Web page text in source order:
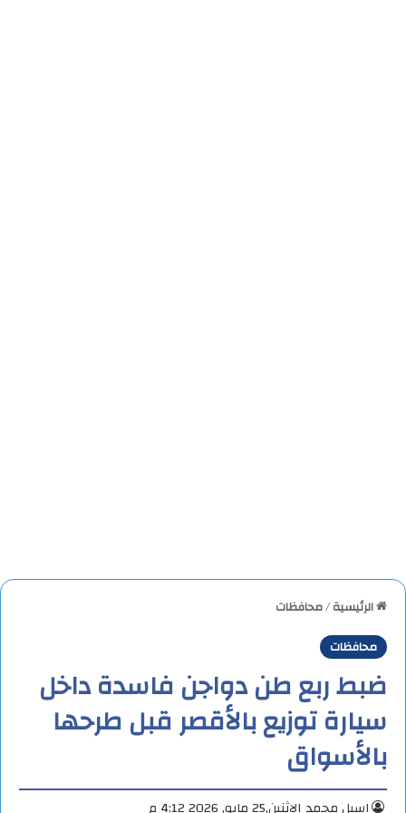
الرئيسية/محافظات
محافظات
ضبط ربع طن دواجن فاسدة داخل
سيارة توزيع بالأقصر قبل طرحها
بالأسواق